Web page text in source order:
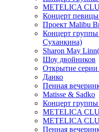
METELICA
Концерт
Проект Malibu
Концерт
Суханкина)
Sharon May
Шоу двойников
Открытие
Данко
Пенная
Matisse & Sadko
Концерт
METELICA
METELICA
Пенная